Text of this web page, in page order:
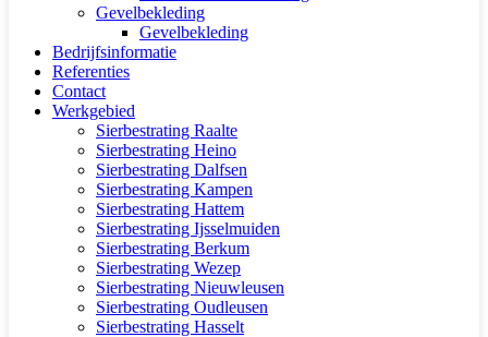
Gevelbekleding
Gevelbekleding
Bedrijfsinformatie
Referenties
Contact
Werkgebied
Sierbestrating Raalte
Sierbestrating Heino
Sierbestrating Dalfsen
Sierbestrating Kampen
Sierbestrating Hattem
Sierbestrating Ijsselmuiden
Sierbestrating Berkum
Sierbestrating Wezep
Sierbestrating Nieuwleusen
Sierbestrating Oudleusen
Sierbestrating Hasselt